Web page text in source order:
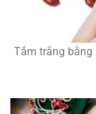
Tắm trắng bằng